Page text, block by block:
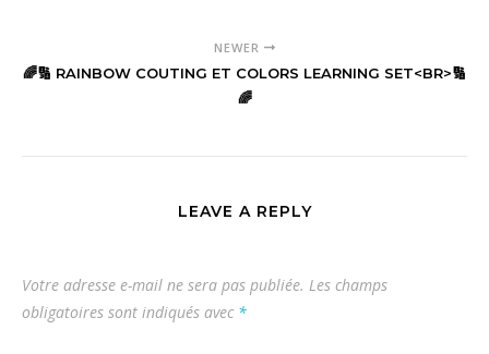
NEWER
🌈🔢 RAINBOW COUTING ET COLORS LEARNING SET<BR>🔢
🌈
LEAVE A REPLY
Votre adresse e-mail ne sera pas publiée. Les champs
obligatoires sont indiqués avec *